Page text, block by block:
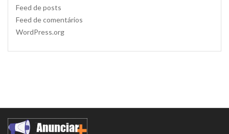
Feed de posts
Feed de comentários
WordPress.org